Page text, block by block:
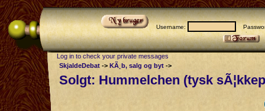
Username:
Log in to check your private messages
SkjaldeDebat -> KÃ¸b, salg og byt ->
Solgt: Hummelchen (tysk